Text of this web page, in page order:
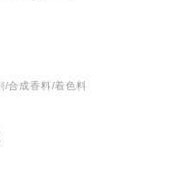
合成香料/着色料